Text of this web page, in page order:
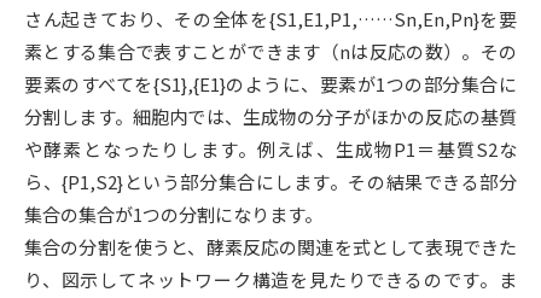
オープンキャンパスなどを調べる
オープンキャンパス検索 実施プログラムから探す
来場型・Web型イベント特集 夢ナビライブ
受験準備 資料検索
さん起きており、その全体を{S1,E1,P1,……Sn,En,Pn}を要
素とする集合で表すことができます（nは反応の数）。その
要素のすべてを{S1},{E1}のように、要素が1つの部分集合に
分割します。細胞内では、生成物の分子がほかの反応の基質
や酵素となったりします。例えば、生成物P1＝基質S2な
ら、{P1,S2}という部分集合にします。その結果できる部分
集合の集合が1つの分割になります。
集合の分割を使うと、酵素反応の関連を式として表現できた
り、図示してネットワーク構造を見たりできるのです。ま